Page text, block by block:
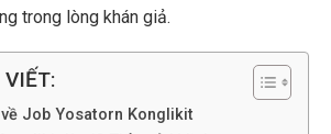
trong lòng khán giả.
VIẾT:
Job Yosatorn Konglikit